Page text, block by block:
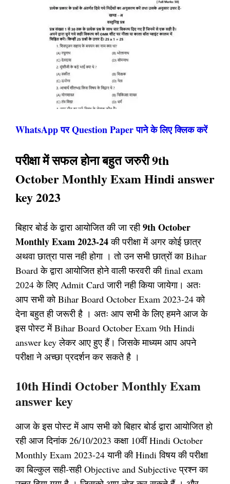
WhatsApp पर Question Paper पाने के लिए क्लिक करें
परीक्षा में सफल होना बहुत जरुरी 9th
October Monthly Exam Hindi answer
key 2023
बिहार बोर्ड के द्वारा आयोजित की जा रही9th October
Monthly Exam 2023-24की परीक्षा में अगर कोई छात्र
अथवा छात्रा पास नही होगा । तो उन सभी छात्रों का Bihar
Board के द्वारा आयोजित होने वाली फरवरी की final exam
2024 के लिए Admit Card जारी नही किया जायेगा। अतः
आप सभी को Bihar Board October Exam 2023-24 को
देना बहुत ही जरूरी है । अतः आप सभी के लिए हमने आज के
इस पोस्ट में Bihar Board October Exam 9th Hindi
answer key लेकर आए हुए हैं। जिसके माध्यम आप अपने
परीक्षा ने अच्छा प्रदर्शन कर सकते है ।
10th Hindi October Monthly Exam
answer key
आज के इस पोस्ट में आप सभी को बिहार बोर्ड द्वारा आयोजित हो
रही आज दिनांक 26/10/2023 कक्षा 10वीं Hindi October
Monthly Exam 2023-24 यानी की Hindi विषय की परीक्षा
का बिल्कुल सही-सही Objective and Subjective प्रश्न का